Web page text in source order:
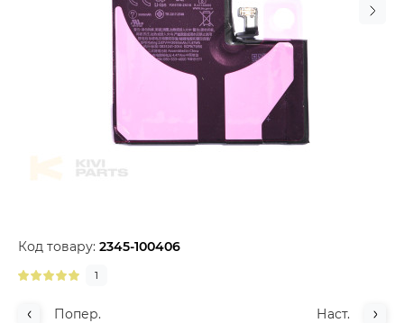
Код товару: 2345-100406
1
Попер. Наст.